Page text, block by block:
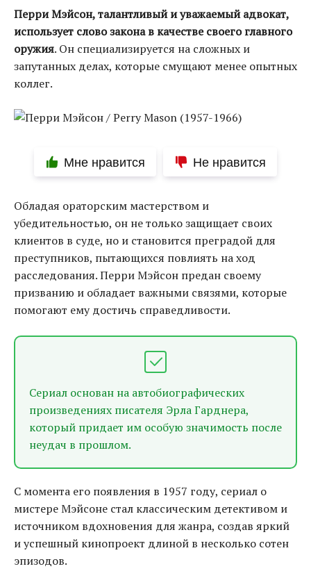
Перри Мэйсон, талантливый и уважаемый адвокат,
использует слово закона в качестве своего главного
оружия. Он специализируется на сложных и
запутанных делах, которые смущают менее опытных
коллег.
Мне нравится Не нравится
Обладая ораторским мастерством и
убедительностью, он не только защищает своих
клиентов в суде, но и становится преградой для
преступников, пытающихся повлиять на ход
расследования. Перри Мэйсон предан своему
призванию и обладает важными связями, которые
помогают ему достичь справедливости.
Сериал основан на автобиографических
произведениях писателя Эрла Гарднера,
который придает им особую значимость после
неудач в прошлом.
С момента его появления в 1957 году, сериал о
мистере Мэйсоне стал классическим детективом и
источником вдохновения для жанра, создав яркий
и успешный кинопроект длиной в несколько сотен
эпизодов.